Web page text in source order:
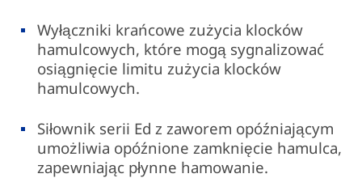
Wyłączniki krańcowe zużycia klocków
hamulcowych, które mogą sygnalizować
osiągnięcie limitu zużycia klocków
hamulcowych.
Siłownik serii Ed z zaworem opóźniającym
umożliwia opóźnione zamknięcie hamulca,
zapewniając płynne hamowanie.